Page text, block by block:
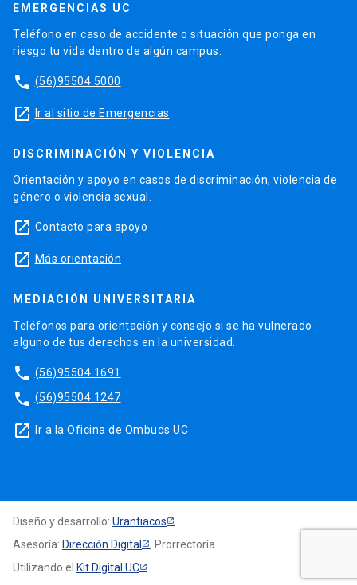
EMERGENCIAS UC
Teléfono en caso de accidente o situación que ponga en
riesgo tu vida dentro de algún campus.
phone (56)95504 5000
launch Ir al sitio de Emergencias
DISCRIMINACIÓN Y VIOLENCIA
Orientación y apoyo en casos de discriminación, violencia de
género o violencia sexual.
launch Contacto para apoyo
launch Más orientación
MEDIACIÓN UNIVERSITARIA
Teléfonos para orientación y consejo si se ha vulnerado
alguno de tus derechos en la universidad.
phone (56)95504 1691
phone (56)95504 1247
launch Ir a la Oficina de Ombuds UC
Diseño y desarrollo: Urantiacos
Asesoría: Dirección Digital
, Prorrectoría
Utilizando el Kit Digital UC